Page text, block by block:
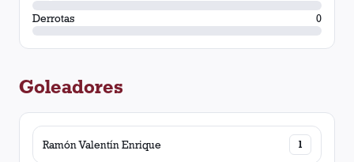
Derrotas
0
Goleadores
Ramón Valentín Enrique 1